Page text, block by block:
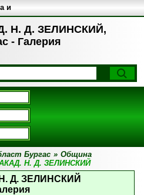
Н. Д. ЗЕЛИНСКИЙ,
- Галерия
и
Бургас » Община
Н. Д. ЗЕЛИНСКИЙ
Д. ЗЕЛИНСКИЙ